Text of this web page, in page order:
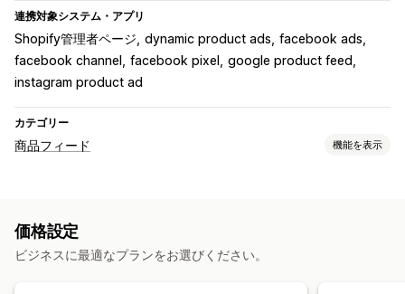
連携対象システム・アプリ
Shopify管理者ページ dynamic product ads facebook ads
facebook channel
facebook pixel
google product feed
instagram product ad
カテゴリー
商品フィード 機能を表示
カスタムラベル
ローカライズされたフィード 複数通貨 複数言語
価格設定
ビジネスに最適なプランをお選びください。